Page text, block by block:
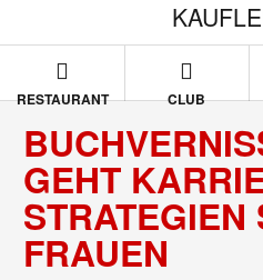
RESTAURANT CLUB
GEHT
STRATEGIEN
FRAUEN